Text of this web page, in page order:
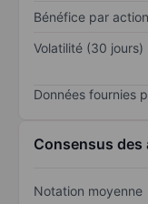
Bénéfice par
Volatilité (30 jours)
Données fournies
Consensus des
Notation moyenne